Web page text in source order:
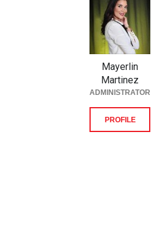
Mayerlin
Martinez
ADMINISTRATOR
PROFILE